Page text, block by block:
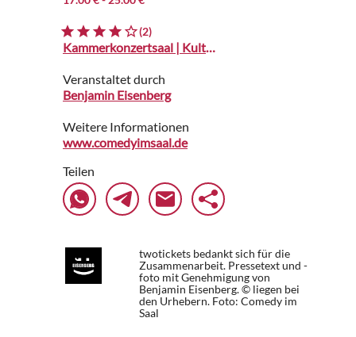
(2)
Kammerkonzertsaal | Kulturzentrum
Veranstaltet durch
Benjamin Eisenberg
Weitere Informationen
www.comedyimsaal.de
Teilen
twotickets bedankt sich für die
Zusammenarbeit. Pressetext und -
foto mit Genehmigung von
Benjamin Eisenberg. © liegen bei
den Urhebern. Foto: Comedy im
Saal